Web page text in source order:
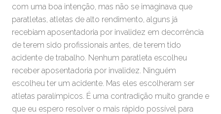
com uma boa intenção, mas não se imaginava que
paratletas, atletas de alto rendimento, alguns já
recebiam aposentadoria por invalidez em decorrência
de terem sido profissionais antes, de terem tido
acidente de trabalho. Nenhum paratleta escolheu
receber aposentadoria por invalidez. Ninguém
escolheu ter um acidente. Mas eles escolheram ser
atletas paralímpicos. É uma contradição muito grande e
que eu espero resolver o mais rápido possível para